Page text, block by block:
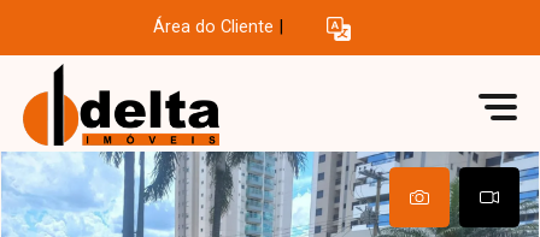
Área do Cliente